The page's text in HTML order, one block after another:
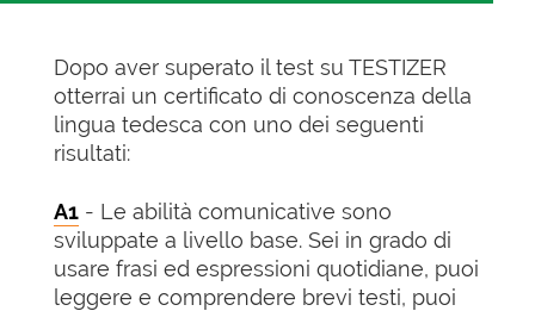
Dopo aver superato il test su TESTIZER
otterrai un certificato di conoscenza della
lingua tedesca con uno dei seguenti
risultati:
A1 - Le abilità comunicative sono
sviluppate a livello base. Sei in grado di
usare frasi ed espressioni quotidiane, puoi
leggere e comprendere brevi testi, puoi